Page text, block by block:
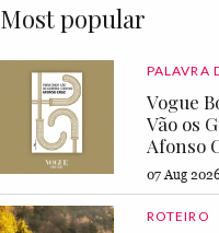
Most popular
PALAVRA
Vogue
Vão os
Afonso
07 Aug
ROTEIRO